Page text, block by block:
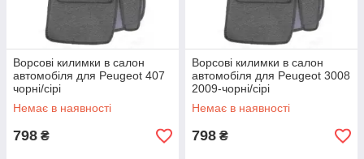
Ворсові килимки в салон
автомобіля для Peugeot 407
чорні/сірі
Немає в наявності
798 ₴
Ворсові килимки в салон
автомобіля для Peugeot 3008
2009-чорні/сірі
Немає в наявності
798 ₴